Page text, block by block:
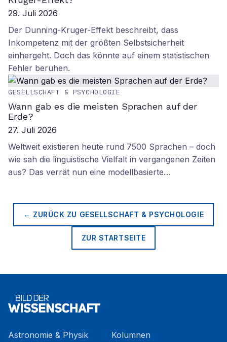
29. Juli 2026
Der Dunning-Kruger-Effekt beschreibt, dass
Inkompetenz mit der größten Selbstsicherheit
einhergeht. Doch das könnte auf einem statistischen
Fehler beruhen.
GESELLSCHAFT & PSYCHOLOGIE
Wann gab es die meisten Sprachen auf der
Erde?
27. Juli 2026
Weltweit existieren heute rund 7500 Sprachen – doch
wie sah die linguistische Vielfalt in vergangenen Zeiten
aus? Das verrät nun eine modellbasierte…
← ZURÜCK ZU GESELLSCHAFT & PSYCHOLOGIE
ZUR STARTSEITE
Astronomie & Physik
Kolumnen